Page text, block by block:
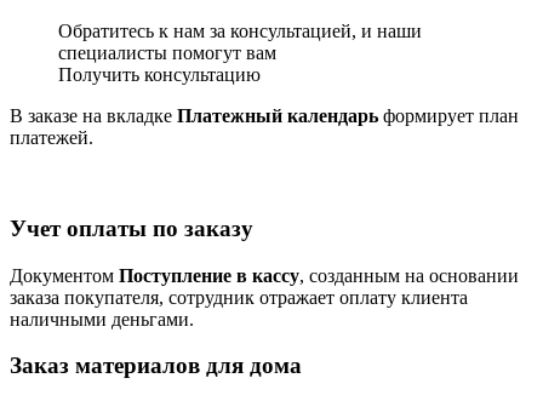
Обратитесь к нам за консультацией, и наши
специалисты помогут вам
Получить консультацию
В заказе на вкладке Платежный календарь формирует план
платежей.
Учет оплаты по заказу
Документом Поступление в кассу, созданным на основании
заказа покупателя, сотрудник отражает оплату клиента
наличными деньгами.
Заказ материалов для дома